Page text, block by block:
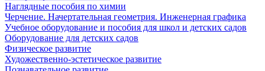
Наглядные пособия по химии
Черчение. Начертательная геометрия. Инженерная графика
Учебное оборудование и пособия для школ и детских садов
Оборудование для детских садов
Физическое развитие
Художественно-эстетическое развитие